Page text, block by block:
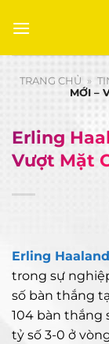
đến
TRANG CHỦ »
MỚI –
Erling
Vượt Mặt
Erling Haaland
trong sự
số bàn thắng
104 bàn thắng
tỷ số 3-0 ở